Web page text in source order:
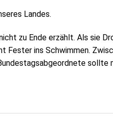
Landes.
zu Ende erzählt. Als sie
Fester ins Schwimmen.
sollte